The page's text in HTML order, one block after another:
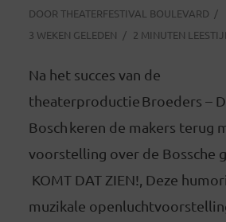
DOOR THEATERFESTIVAL BOULEVARD
3 WEKEN GELEDEN
2 MINUTEN
Na het succes van de
theaterproductie Broeders –
Bosch keren de makers terug
voorstelling over de Bossche
KOMT DAT ZIEN!, Deze
muzikale